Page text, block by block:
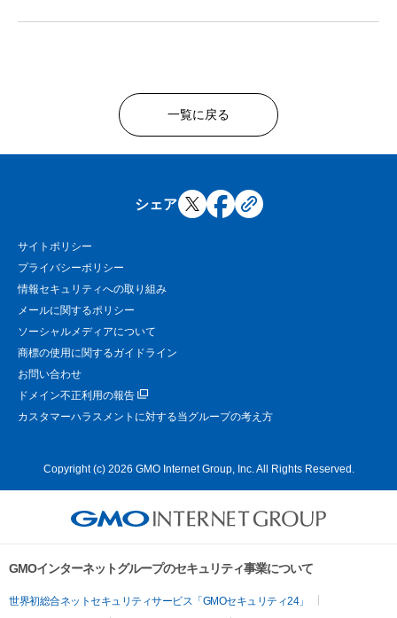
一覧に戻る
シェア
サイトポリシー
プライバシーポリシー
情報セキュリティへの取り組み
メールに関するポリシー
ソーシャルメディアについて
商標の使用に関するガイドライン
お問い合わせ
ドメイン不正利用の報告
カスタマーハラスメントに対する当グループの考え方
Copyright (c) 2026 GMO Internet Group, Inc. All Rights Reserved.
GMOインターネットグループのセキュリティ事業について
世界初総合ネットセキュリティサービス「GMOセキュリティ24」